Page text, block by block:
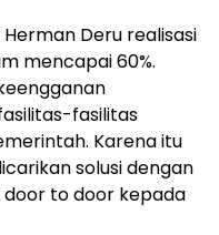
Deru realisasi
mencapai 60%.
fasilitas
Karena itu
solusi dengan
to door kepada